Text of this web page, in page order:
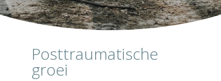
Posttraumatische
groei